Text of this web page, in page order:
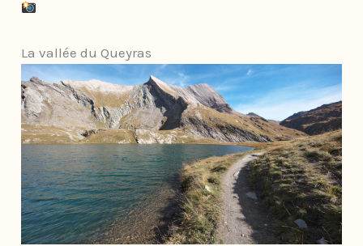
La vallée du Queyras